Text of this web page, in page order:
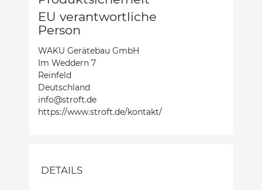
EU verantwortliche
Person
WAKU Gerätebau GmbH
Im Weddern 7
Reinfeld
Deutschland
info@stroft.de
https://www.stroft.de/kontakt/
DETAILS